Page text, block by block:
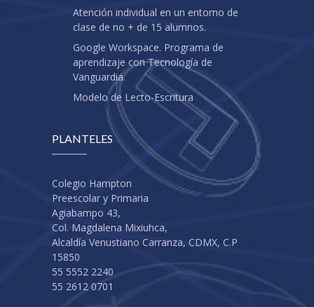
Atención individual en un entorno de
clase de no + de 15 alumnos.
Google Workspace. Programa de
aprendizaje con Tecnología de
Vanguardia.
Modelo de Lecto-Escritura
PLANTELES
Colegio Hampton
Preescolar y Primaria
Agiabampo 43,
Col. Magdalena Mixiuhca,
Alcaldía Venustiano Carranza, CDMX, C.P
15850
55 5552 2240
55 2612 0701